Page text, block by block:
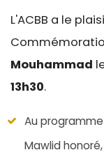
L'ACBB a le
Mouhammad
13h30.
Au
Mawlid